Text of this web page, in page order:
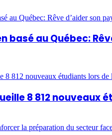
basé au Québec:
8 812